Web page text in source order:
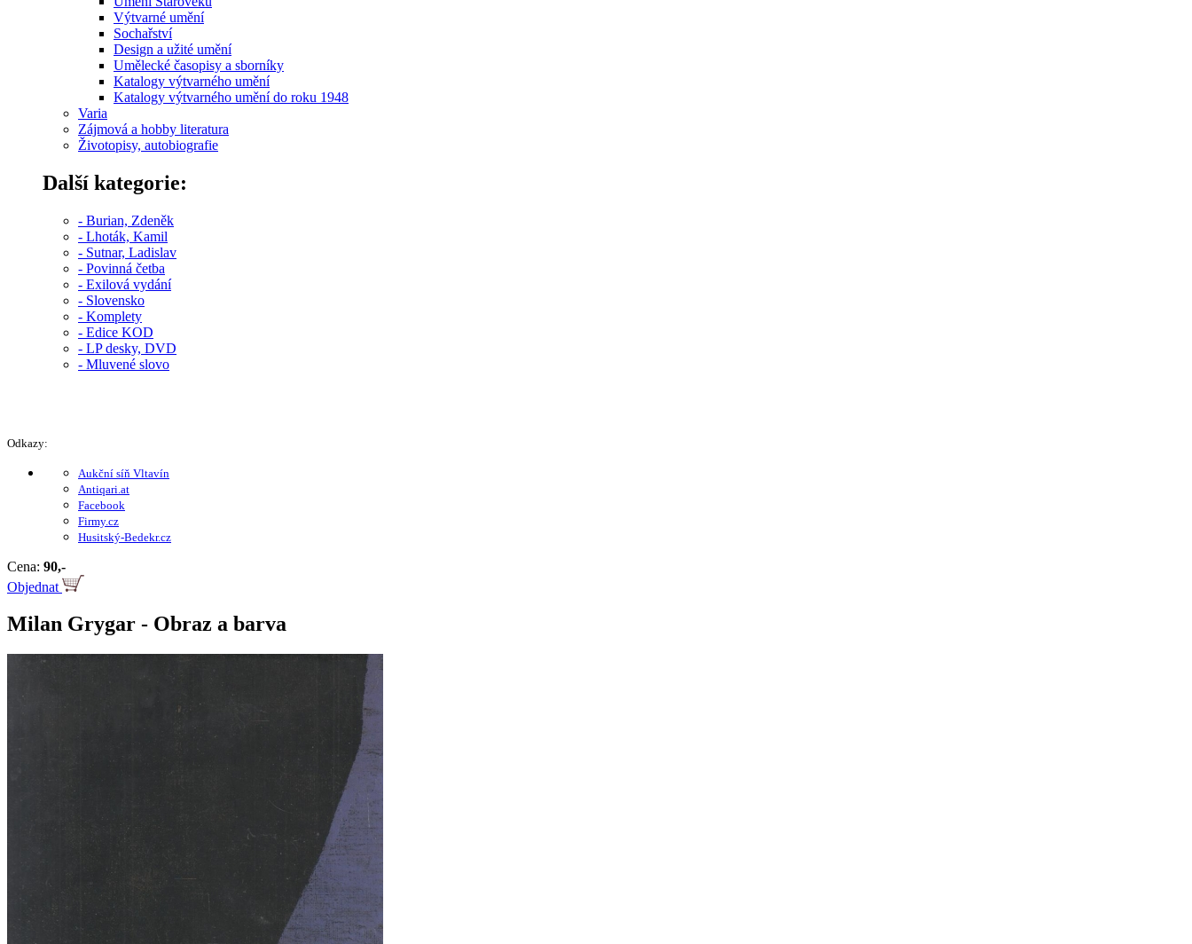
Výtvarné umění
Sochařství
Design a užité umění
Umělecké časopisy a sborníky
Katalogy výtvarného umění
Katalogy výtvarného umění do roku 1948
Varia
Zájmová a hobby literatura
Životopisy, autobiografie
Další kategorie:
- Burian, Zdeněk
- Lhoták, Kamil
- Sutnar, Ladislav
- Povinná četba
- Exilová vydání
- Slovensko
- Komplety
- Edice KOD
- LP desky, DVD
- Mluvené slovo
Odkazy:
Aukční síň Vltavín
Antiqari.at
Facebook
Firmy.cz
Husitský-Bedekr.cz
Cena: 90,-
Objednat
Milan Grygar - Obraz a barva